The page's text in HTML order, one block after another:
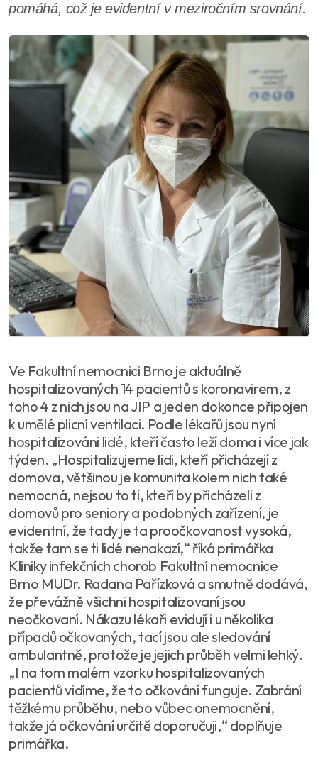
pomáhá, což je evidentní v meziročním srovnání.
Ve Fakultní nemocnici Brno je aktuálně
hospitalizovaných 14 pacientů s koronavirem, z
toho 4 z nich jsou na JIP a jeden dokonce připojen
k umělé plicní ventilaci. Podle lékařů jsou nyní
hospitalizováni lidé, kteří často leží doma i více jak
týden. „Hospitalizujeme lidi, kteří přicházejí z
domova, většinou je komunita kolem nich také
nemocná, nejsou to ti, kteří by přicházeli z
domovů pro seniory a podobných zařízení, je
evidentní, že tady je ta proočkovanost vysoká,
takže tam se ti lidé nenakazí,“ říká primářka
Kliniky infekčních chorob Fakultní nemocnice
Brno MUDr. Radana Pařízková a smutně dodává,
že převážně všichni hospitalizovaní jsou
neočkovaní. Nákazu lékaři evidují i u několika
případů očkovaných, tací jsou ale sledování
ambulantně, protože je jejich průběh velmi lehký.
„I na tom malém vzorku hospitalizovaných
pacientů vidíme, že to očkování funguje. Zabrání
těžkému průběhu, nebo vůbec onemocnění,
takže já očkování určitě doporučuji,“ doplňuje
primářka.